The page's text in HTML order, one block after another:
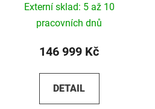
Externí sklad: 5 až 10
pracovních dnů
146 999 Kč
DETAIL